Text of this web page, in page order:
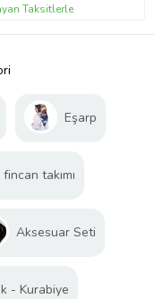
Taksitlerle
Eşarp
takımı
Aksesuar Seti
- Kurabiye